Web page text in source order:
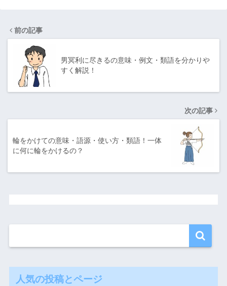
前の記事
男冥利に尽きるの意味・例文・類語を分かりや
すく解説！
次の記事
輪をかけての意味・語源・使い方・類語！一体
に何に輪をかけるの？
人気の投稿とページ